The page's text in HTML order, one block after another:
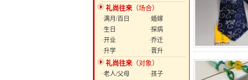
礼尚往来 （场合）
·满月/百日
·婚嫁
·生日
·探病
·开业
·乔迁
·升学
·晋升
礼尚往来 （对象）
·老人/父母
·孩子